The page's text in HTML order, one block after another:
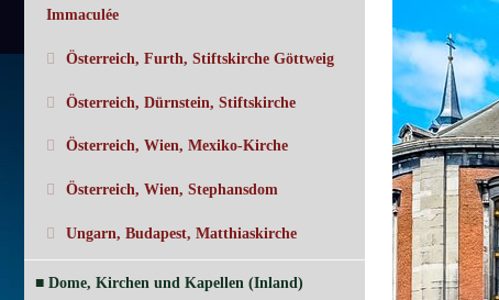
Immaculée
Österreich, Furth, Stiftskirche Göttweig
Österreich, Dürnstein, Stiftskirche
Österreich, Wien, Mexiko-Kirche
Österreich, Wien, Stephansdom
Ungarn, Budapest, Matthiaskirche
■ Dome, Kirchen und Kapellen (Inland)